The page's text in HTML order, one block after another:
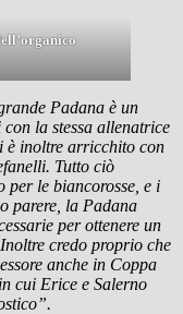
Padana è un
la stessa allenatrice
è inoltre arricchito con
Tutto ciò
per le biancorosse, e i
parere, la Padana
per ottenere un
credo proprio che
anche in Coppa
cui Erice e Salerno